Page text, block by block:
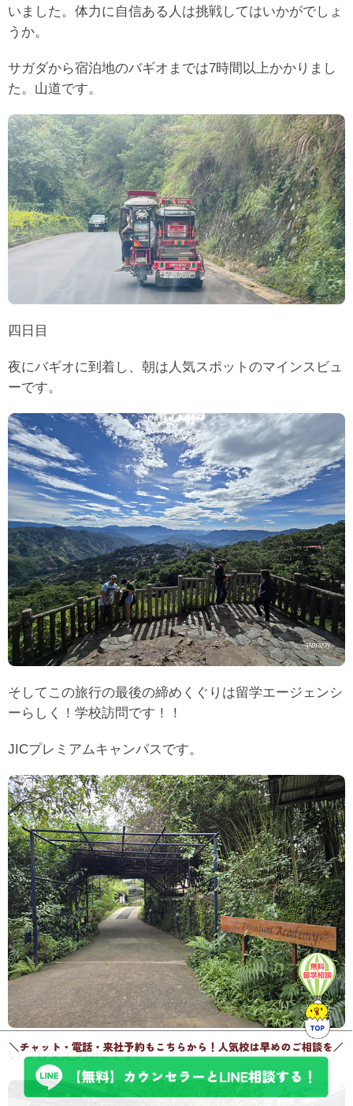
いました。体力に自信ある人は挑戦してはいかがでしょ
うか。
サガダから宿泊地のバギオまでは7時間以上かかりまし
た。山道です。
四日目
夜にバギオに到着し、朝は人気スポットのマインスビュ
ーです。
そしてこの旅行の最後の締めくぐりは留学エージェンシ
ーらしく！学校訪問です！！
JICプレミアムキャンパスです。
いつも安定のJICです。